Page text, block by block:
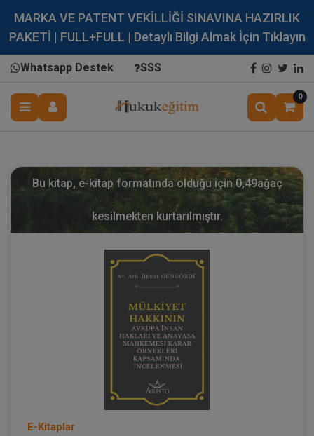
MARKA VE PATENT VEKİLLİĞİ SINAVINA HAZIRLIK
PAKETİ | FULL+FULL | Detaylı Bilgi Almak İçin Tıklayın
Whatsapp Destek SSS
0
Bu kitap, e-kitap formatında olduğu için 0,49ağaç
kesilmekten kurtarılmıştır.
E-Kitaplar